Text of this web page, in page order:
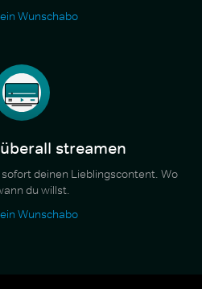
Wunschabo
streamen
deinen Lieblingscontent. Wo
du willst.
Wunschabo